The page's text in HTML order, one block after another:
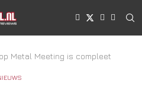
Metal Meeting is compleet